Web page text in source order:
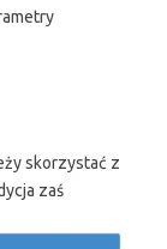
skorzystać z
zaś